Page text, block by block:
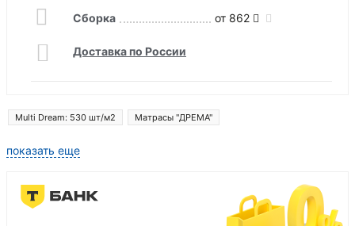
Сборка от 862
Доставка по России
Multi Dream: 530 шт/м2 Матрасы "ДРЕМА"
показать еще